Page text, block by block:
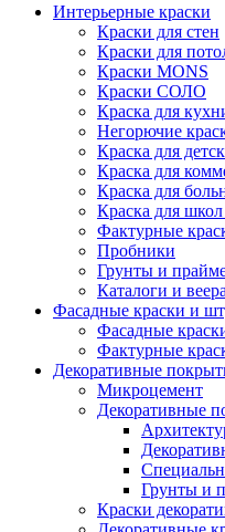
Интерьерные краски
Краски для стен
Краски для
Краски MONS
Краски СОЛО
Краска для
Негорючие
Краска для
Краска для
Краска для
Краска для
Фактурные
Пробники
Грунты и
Каталоги и веера
Фасадные краски и
Фасадные
Фактурные
Декоративные
Микроцемент
Декоративные
Грунты и
Краски